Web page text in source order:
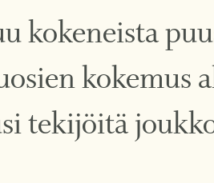
kokeneista
kokemus
tekijöitä